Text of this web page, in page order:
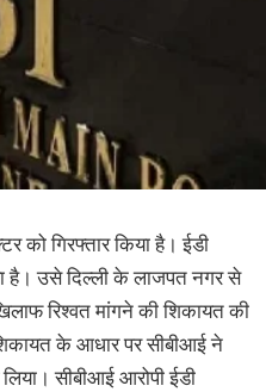
को गिरफ्तार किया है। ईडी
है। उसे दिल्ली के लाजपत नगर से
रिश्वत मांगने की शिकायत की
के आधार पर सीबीआई ने
सीबीआई आरोपी ईडी